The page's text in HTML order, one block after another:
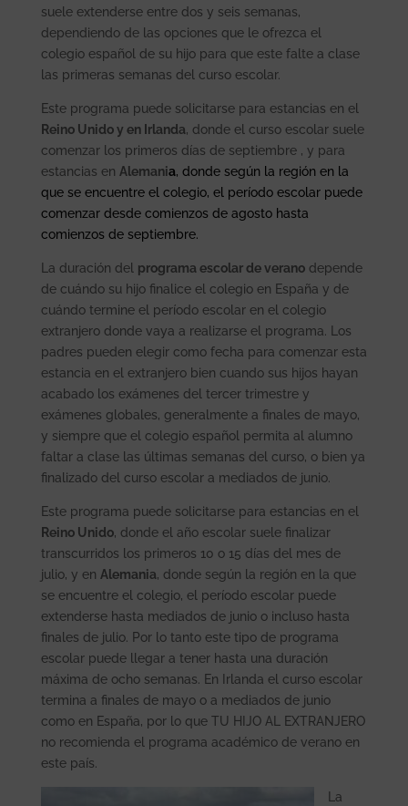
suele extenderse entre dos y seis semanas,
dependiendo de las opciones que le ofrezca el
colegio español de su hijo para que este falte a clase
las primeras semanas del curso escolar.
Este programa puede solicitarse para estancias en el
Reino Unido y en Irlanda, donde el curso escolar suele
comenzar los primeros días de septiembre , y para
estancias en Alemania, donde según la región en la
que se encuentre el colegio, el período escolar puede
comenzar desde comienzos de agosto hasta
comienzos de septiembre.
La duración del programa escolar de veranodepende
de cuándo su hijo finalice el colegio en España y de
cuándo termine el período escolar en el colegio
extranjero donde vaya a realizarse el programa. Los
padres pueden elegir como fecha para comenzar esta
estancia en el extranjero bien cuando sus hijos hayan
acabado los exámenes del tercer trimestre y
exámenes globales, generalmente a finales de mayo,
y siempre que el colegio español permita al alumno
faltar a clase las últimas semanas del curso, o bien ya
finalizado del curso escolar a mediados de junio.
Este programa puede solicitarse para estancias en el
Reino Unido, donde el año escolar suele finalizar
transcurridos los primeros 10 o 15 días del mes de
julio, y en Alemania, donde según la región en la que
se encuentre el colegio, el período escolar puede
extenderse hasta mediados de junio o incluso hasta
finales de julio. Por lo tanto este tipo de programa
escolar puede llegar a tener hasta una duración
máxima de ocho semanas. En Irlanda el curso escolar
termina a finales de mayo o a mediados de junio
como en España, por lo que TU HIJO AL EXTRANJERO
no recomienda el programa académico de verano en
este país.
La